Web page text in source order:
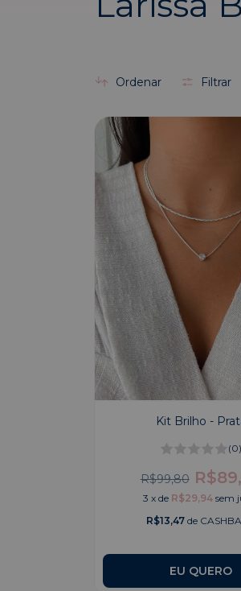
Ordenar Filtrar
Kit Brilho -
(0)
R$99,80
3 x de R$29,94 sem
R$13,47 de
EU QUERO